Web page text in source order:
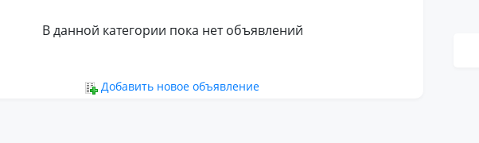
В данной категории пока нет объявлений
Добавить новое объявление